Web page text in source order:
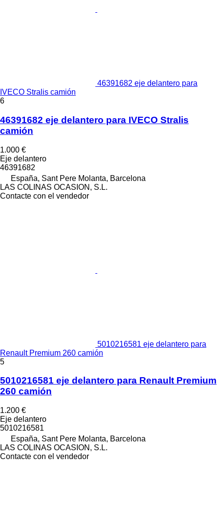
46391682 eje delantero para
IVECO Stralis camión
6
46391682 eje delantero para IVECO Stralis
camión
1.000 €
Eje delantero
46391682
España, Sant Pere Molanta, Barcelona
LAS COLINAS OCASION, S.L.
Contacte con el vendedor
5010216581 eje delantero para
Renault Premium 260 camión
5
5010216581 eje delantero para Renault Premium
260 camión
1.200 €
Eje delantero
5010216581
España, Sant Pere Molanta, Barcelona
LAS COLINAS OCASION, S.L.
Contacte con el vendedor